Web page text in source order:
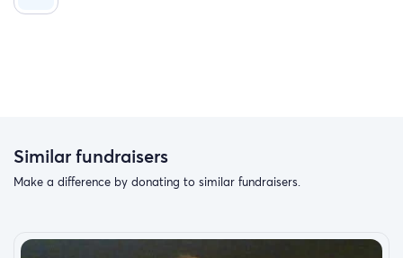
Similar fundraisers
Make a difference by donating to similar fundraisers.